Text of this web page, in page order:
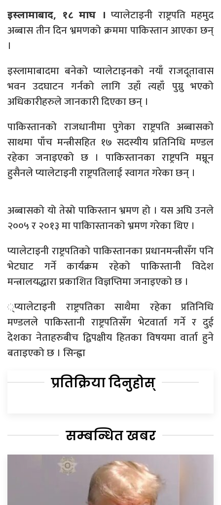
इस्लामाबाद, १८ माघ । प्यालेटाइनी राष्ट्रपति महमुद
अब्बास तीन दिन भ्रमणको क्रममा पाकिस्तान आएका छन्
।
इस्लामाबादमा बनेको प्यालेटाइनको नयाँ राजदूतावास
भवन उदघाटन गर्नको लागि उहाँ त्यहाँ पुग्नु भएको
अधिकारीहरुले जानकारी दिएका छन् ।
पाकिस्तानको राजधानीमा पुगेका राष्ट्रपति अब्बासको
साथमा पाँच मन्त्रीसहित १७ सदस्यीय प्रतिनिधि मण्डल
रहेका जनाइएको छ । पाकिस्तानका राष्ट्रपनि मम्नून
हुसैनले प्यालेटाइनी राष्ट्रपतिलाई स्वागत गरेका छन् ।
अब्बासको यो तेस्रो पाकिस्तान भ्रमण हो । यस अघि उनले
२००५ र २०१३ मा पाकिास्तानको भ्रमण गरेका थिए ।
प्यालेटाइनी राष्ट्रपतिको पाकिस्तानका प्रधानमन्त्रीसँग पनि
भेटघाट गर्ने कार्यक्रम रहेको पाकिस्तानी विदेश
मन्त्रालयद्धारा प्रकाशित विज्ञप्तिमा जनाइएको छ ।
्प्यालेटाइनी राष्ट्रपतिका साथैमा रहेका प्रतिनिधि
मण्डलले पाकिस्तानी राष्ट्रपतिसँग भेटवार्ता गर्ने र दुई
देशका नेताहरुबीच द्विपक्षीय हितका विषयमा वार्ता हुने
बताइएको छ । सिन्ह्वा
प्रतिक्रिया दिनुहोस्
सम्बन्धित खबर